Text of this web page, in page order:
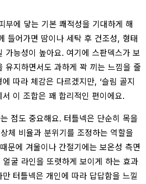
부에 닿는 기본 쾌적성을 기대하게 해
들어가면 땀이나 세탁 후 건조성, 형태
가능성이 높아요. 여기에 스판덱스가 보
유지하면서도 과하게 꽉 끼는 느낌을 줄
따라 체감은 다르겠지만, ‘슬림 골지
서 이 조합은 꽤 합리적인 편이에요.
점도 중요해요. 터틀넥은 단순히 목을
체 비율과 분위기를 조정하는 역할을
문에 겨울이나 간절기에는 보온성 측면
굴 라인을 또렷하게 보이게 하는 효과
터틀넥은 개인에 따라 답답함을 느낄